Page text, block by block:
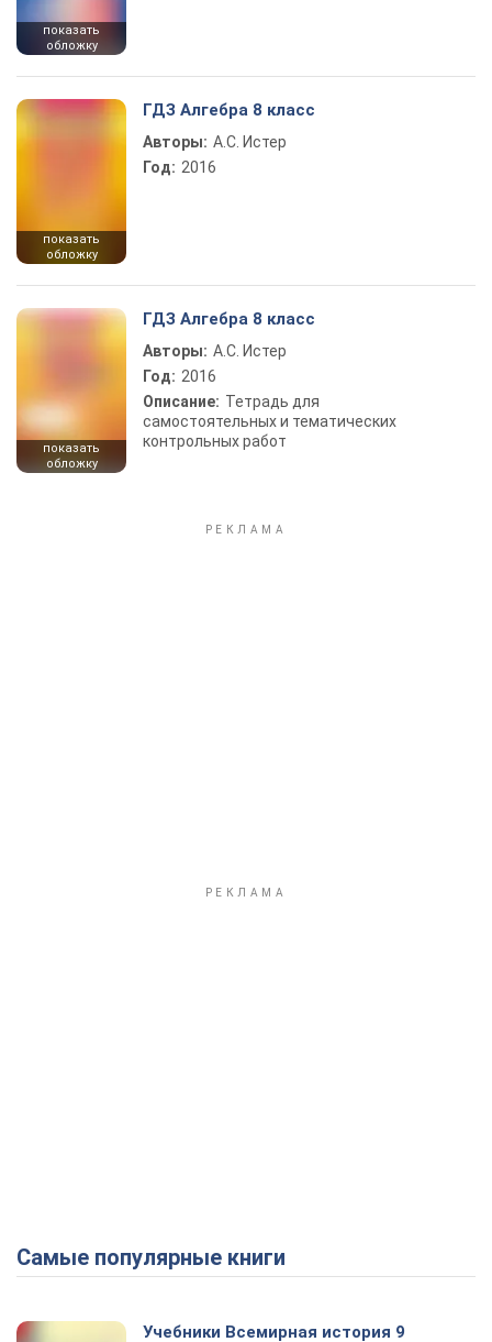
показать
обложку
показать
обложку
ГДЗ Алгебра 8 класс
Авторы: А.С. Истер
Год: 2016
показать
обложку
ГДЗ Алгебра 8 класс
Авторы: А.С. Истер
Год: 2016
Описание: Тетрадь для
самостоятельных и тематических
контрольных работ
Самые популярные книги
Учебники Всемирная история 9